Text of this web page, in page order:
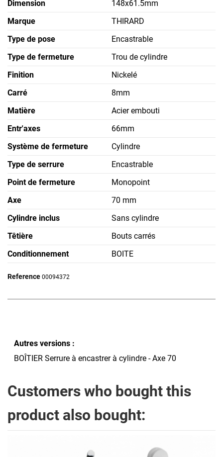
Dimension
148x61.5mm
Marque
THIRARD
Type de pose
Encastrable
Type de fermeture
Trou de cylindre
Finition
Nickelé
Carré
8mm
Matière
Acier embouti
Entr'axes
66mm
Système de fermeture
Cylindre
Type de serrure
Encastrable
Point de fermeture
Monopoint
Axe
70 mm
Cylindre inclus
Sans cylindre
Têtière
Bouts carrés
Conditionnement
BOITE
Reference 00094372
Autres versions :
BOÎTIER Serrure à encastrer à cylindre - Axe 70
Customers who bought this
product also bought: